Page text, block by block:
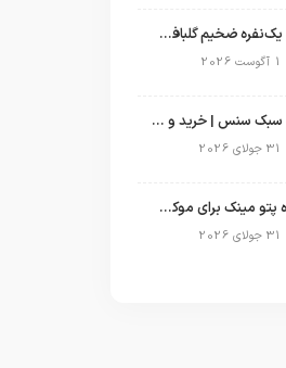
قیمت پتو یک‌نفره ضخیم گلبافت | خرید عمده مستقیم با بهترین قیمت
قیمت پتو سبک سنس | خرید و پخش عمده پتو مسافرتی Sense
خرید عمده پتو مینک برای موکب‌های اربعین | قیمت مناسب و ارسال سریع